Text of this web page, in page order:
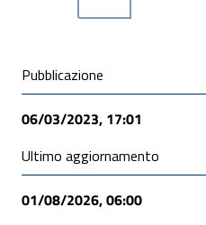
Condivisione social
Pubblicazione
06/03/2023, 17:01
Ultimo aggiornamento
01/08/2026, 06:00